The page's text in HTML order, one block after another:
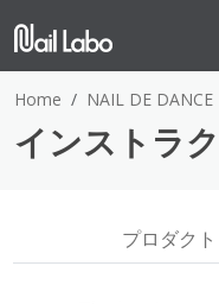
Home NAIL DE DANCE
インストラ
プロダクト